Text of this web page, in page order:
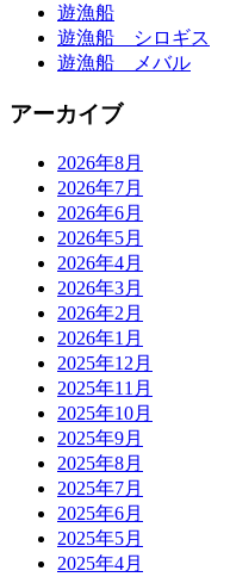
遊漁船
遊漁船 シロギス
遊漁船 メバル
アーカイブ
2026年8月
2026年7月
2026年6月
2026年5月
2026年4月
2026年3月
2026年2月
2026年1月
2025年12月
2025年11月
2025年10月
2025年9月
2025年8月
2025年7月
2025年6月
2025年5月
2025年4月